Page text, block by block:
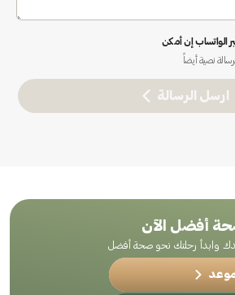
الواتساب إن أمكن
نصية أيضاً
ارسل الرسالة
أفضل الآن
وابدأ رحلتك نحو صحة أفضل